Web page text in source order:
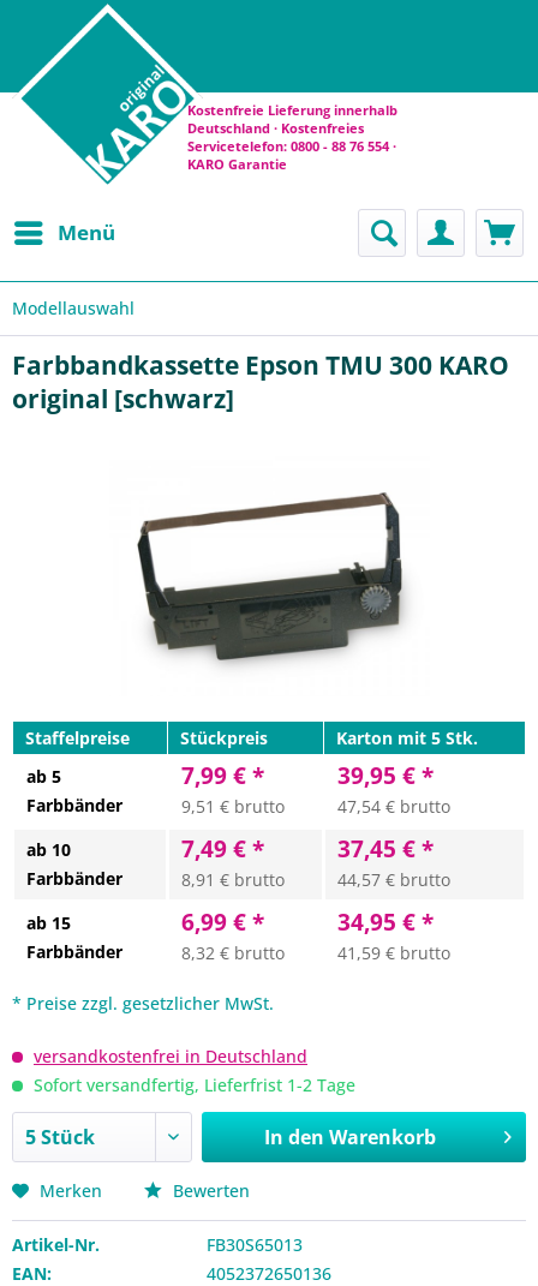
Kostenfreie Lieferung innerhalb
Deutschland · Kostenfreies
Servicetelefon: 0800 - 88 76 554 ·
KARO Garantie
Menü
Modellauswahl
Farbbandkassette Epson TMU 300 KARO
original [schwarz]
Staffelpreise Stückpreis
Karton mit 5 Stk.
ab 5
Farbbänder
7,99 € *
9,51 € brutto
39,95 € *
47,54 € brutto
ab 10
Farbbänder
7,49 € *
8,91 € brutto
37,45 € *
44,57 € brutto
ab 15
Farbbänder
6,99 € *
8,32 € brutto
34,95 € *
41,59 € brutto
* Preise zzgl. gesetzlicher MwSt.
versandkostenfrei in Deutschland
Sofort versandfertig, Lieferfrist 1-2 Tage
In den Warenkorb
Merken Bewerten
Artikel-Nr.
FB30S65013
EAN:
4052372650136